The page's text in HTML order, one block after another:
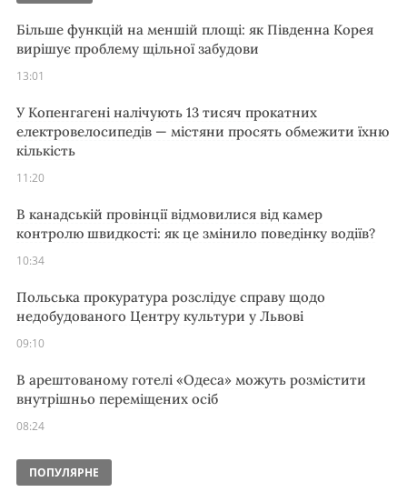
Більше функцій на меншій площі: як Південна Корея
вирішує проблему щільної забудови
13:01
У Копенгагені налічують 13 тисяч прокатних
електровелосипедів — містяни просять обмежити їхню
кількість
11:20
В канадській провінції відмовилися від камер
контролю швидкості: як це змінило поведінку водіїв?
10:34
Польська прокуратура розслідує справу щодо
недобудованого Центру культури у Львові
09:10
В арештованому готелі «Одеса» можуть розмістити
внутрішньо переміщених осіб
08:24
ПОПУЛЯРНЕ